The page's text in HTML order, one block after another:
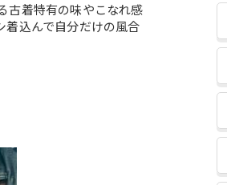
古着特有の味やこなれ感
着込んで自分だけの風合